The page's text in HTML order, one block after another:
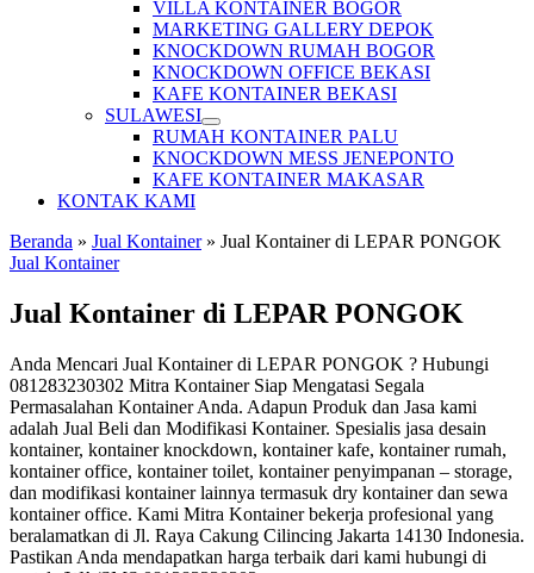
VILLA KONTAINER BOGOR
MARKETING GALLERY DEPOK
KNOCKDOWN RUMAH BOGOR
KNOCKDOWN OFFICE BEKASI
KAFE KONTAINER BEKASI
SULAWESI
RUMAH KONTAINER PALU
KNOCKDOWN MESS JENEPONTO
KAFE KONTAINER MAKASAR
KONTAK KAMI
Beranda » Jual Kontainer » Jual Kontainer di LEPAR PONGOK
Jual Kontainer
Jual Kontainer di LEPAR PONGOK
Anda Mencari Jual Kontainer di LEPAR PONGOK ? Hubungi
081283230302 Mitra Kontainer Siap Mengatasi Segala
Permasalahan Kontainer Anda. Adapun Produk dan Jasa kami
adalah Jual Beli dan Modifikasi Kontainer. Spesialis jasa desain
kontainer, kontainer knockdown, kontainer kafe, kontainer rumah,
kontainer office, kontainer toilet, kontainer penyimpanan – storage,
dan modifikasi kontainer lainnya termasuk dry kontainer dan sewa
kontainer office. Kami Mitra Kontainer bekerja profesional yang
beralamatkan di Jl. Raya Cakung Cilincing Jakarta 14130 Indonesia.
Pastikan Anda mendapatkan harga terbaik dari kami hubungi di